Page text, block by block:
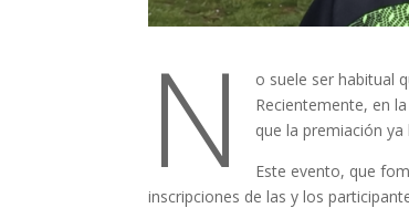
N
o suele ser habitual
Recientemente, en
que la premiación
Este evento, que
inscripciones de las y los